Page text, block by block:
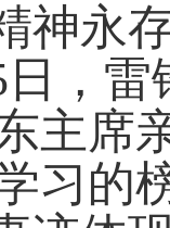
神永
日，
主席
习的